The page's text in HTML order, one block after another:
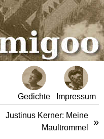
Gedichte Impressum
Justinus Kerner: Meine
Maultrommel
»